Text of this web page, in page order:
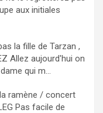
aux initiales
la fille de Tarzan ,
Allez aujourd'hui on
qui m...
ramène / concert
Pas facile de